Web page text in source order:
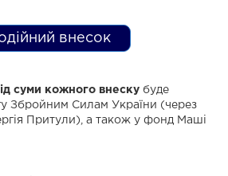
внесок
суми кожного внеску буде
Збройним Силам України (через
Притули), а також у фонд Маші